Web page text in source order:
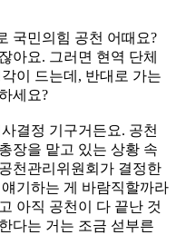
국민의힘 공천 어때요?
아요. 그러면 현역 단체
이 드는데, 반대로 가는
세요?
결정 기구거든요. 공천
장을 맡고 있는 상황 속
천관리위원회가 결정한
기하는 게 바람직할까라
아직 공천이 다 끝난 것
다는 거는 조금 섣부른